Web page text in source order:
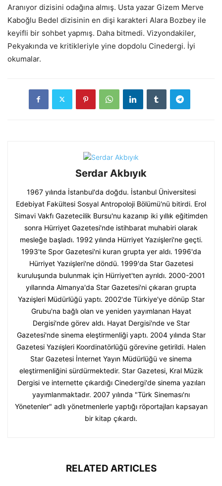
Aranıyor dizisini odağına almış. Usta yazar Gizem Merve
Kaboğlu Bedel dizisinin en dişi karakteri Alara Bozbey ile
keyifli bir sohbet yapmış. Daha bitmedi. Vizyondakiler,
Pekyakında ve kritikleriyle yine dopdolu Cinedergi. İyi
okumalar.
Serdar Akbıyık
1967 yılında İstanbul'da doğdu. İstanbul Üniversitesi
Edebiyat Fakültesi Sosyal Antropoloji Bölümü'nü bitirdi. Erol
Simavi Vakfı Gazetecilik Bursu'nu kazanıp iki yıllık eğitimden
sonra Hürriyet Gazetesi'nde istihbarat muhabiri olarak
mesleğe başladı. 1992 yılında Hürriyet Yazıişleri'ne geçti.
1993'te Spor Gazetesi'ni kuran grupta yer aldı. 1996'da
Hürriyet Yazıişleri'ne döndü. 1999'da Star Gazetesi
kuruluşunda bulunmak için Hürriyet'ten ayrıldı. 2000-2001
yıllarında Almanya'da Star Gazetesi'ni çıkaran grupta
Yazıişleri Müdürlüğü yaptı. 2002'de Türkiye'ye dönüp Star
Grubu'na bağlı olan ve yeniden yayımlanan Hayat
Dergisi'nde görev aldı. Hayat Dergisi'nde ve Star
Gazetesi'nde sinema eleştirmenliği yaptı. 2004 yılında Star
Gazetesi Yazıişleri Koordinatörlüğü görevine getirildi. Halen
Star Gazetesi İnternet Yayın Müdürlüğü ve sinema
eleştirmenliğini sürdürmektedir. Star Gazetesi, Kral Müzik
Dergisi ve internette çıkardığı Cinedergi'de sinema yazıları
yayımlanmaktadır. 2007 yılında "Türk Sineması'nı
Yönetenler" adlı yönetmenlerle yaptığı röportajları kapsayan
bir kitap çıkardı.
RELATED ARTICLES